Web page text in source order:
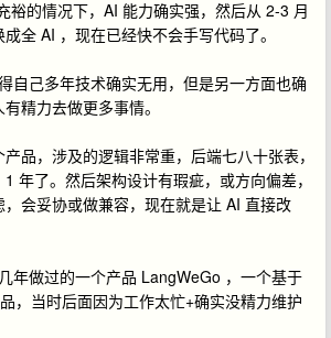
裕的情况下，AI 能力确实强，然后从 2-3 月
全 AI ，现在已经快不会手写代码了。
自己多年技术确实无用，但是另一方面也确
精力去做更多事情。
品，涉及的逻辑非常重，后端七八十张表，
年了。然后架构设计有瑕疵，或方向偏差，
会妥协或做兼容，现在就是让 AI 直接改
年做过的一个产品 LangWeGo ，一个基于
，当时后面因为工作太忙+确实没精力维护